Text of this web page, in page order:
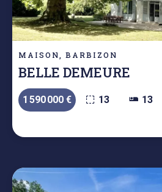
MAISON, BARBIZON
BELLE DEMEURE
1 590 000 € 13 13